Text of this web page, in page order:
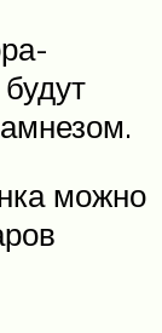
можно